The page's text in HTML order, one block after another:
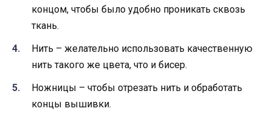
концом, чтобы было удобно проникать сквозь
ткань.
Нить – желательно использовать качественную
нить такого же цвета, что и бисер.
Ножницы – чтобы отрезать нить и обработать
концы вышивки.